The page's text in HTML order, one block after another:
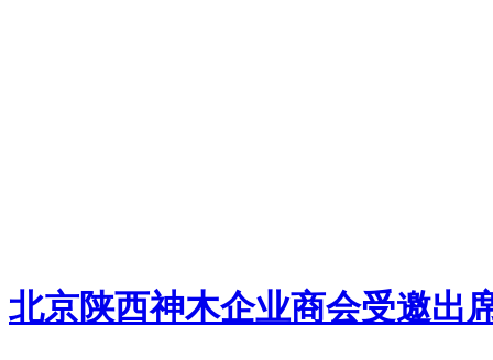
北京陕西神木企业商会受邀出